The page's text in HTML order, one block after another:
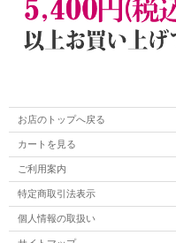
お店のトップへ戻る
カートを見る
ご利用案内
特定商取引法表示
個人情報の取扱い